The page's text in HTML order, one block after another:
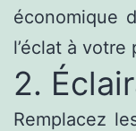
économique
l’éclat à votre
2.
Remplacez